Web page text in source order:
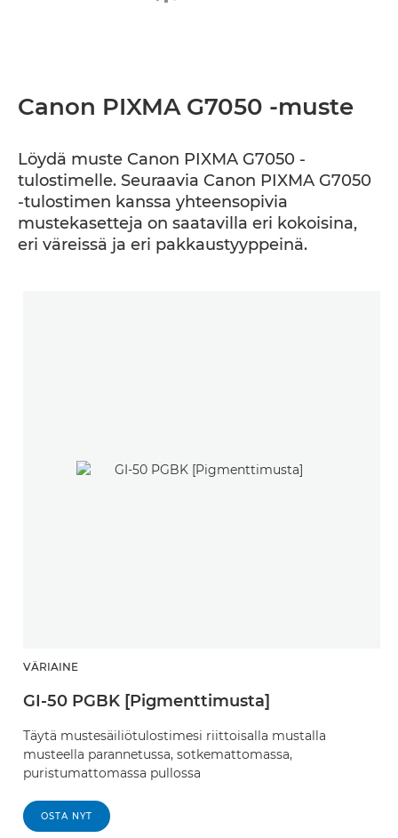
Canon PIXMA G7050 -muste
Löydä muste Canon PIXMA G7050 -
tulostimelle. Seuraavia Canon PIXMA G7050
-tulostimen kanssa yhteensopivia
mustekasetteja on saatavilla eri kokoisina,
eri väreissä ja eri pakkaustyyppeinä.
VÄRIAINE
GI-50 PGBK [Pigmenttimusta]
Täytä mustesäiliötulostimesi riittoisalla mustalla
musteella parannetussa, sotkemattomassa,
puristumattomassa pullossa
OSTA NYT